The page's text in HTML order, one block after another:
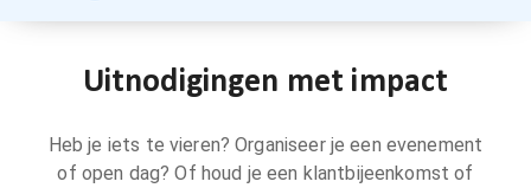
Uitnodigingen met impact
Heb je iets te vieren? Organiseer je een evenement
of open dag? Of houd je een klantbijeenkomst of